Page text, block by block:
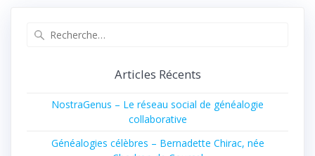
Articles Récents
NostraGenus – Le réseau social de généalogie
collaborative
Généalogies célèbres – Bernadette Chirac, née